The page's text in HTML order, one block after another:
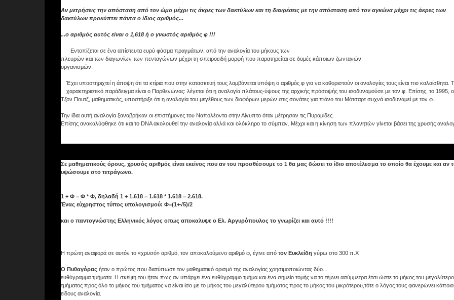
Αν μετρήσεις την απόσταση από τον ώμο μέχρι τις άκρες των δακτύλων και τη διαιρέσεις με την απόσταση από τον αγκώνα μέχρι τις άκρες των
δακτύλων προκύπτει πάντα ο ίδιος αριθμός...
...ο αριθμός αυτός είναι ο 1,618 ή ο γνωστός αριθμός φ !!!
Εντοπίζεται σε ένα απίστευτα ευρύ φάσμα πραγμάτων, από την αναλογία του μήκους των
πλευρών και των διαγωνίων των πενταγώνων μέχρι τη σπειροειδή μορφή που παρατηρείται σε δομές κάποιων ζωντανών
οργανισμών.
Έχει υποστηριχτεί η άποψη ότι τα κτίρια που στην κατασκευή τους λαμβάνεται υπόψη ο αριθμός φ για να καθοριστούν οι αναλογίες τους είναι πιο καλαίσθητα.
χαρακτηριστικό παράδειγμα είναι ο Παρθενώνας: λέγεται ότι η αναλογία πλάτους-ύψους της αρχικής πρόσοψής του ισοδυναμούσε με τον φ. Επίσης, το 1995,
Τζον Πουτζ, μαθηματικός, υποστήριξε ότι η αναλογία του μεγέθους των διαφόρων μερών στις σονάτες για πιάνο του Μότσαρτ συχνά ισοδυναμεί με τον φ.
Την ίδια αυτή αναλογία ξαναβρήκαν οι επιστήμονες του Ναπολέοντα στην Αίγυπτο όταν μέτρησαν τις Πυραμίδες.
Επίσης ανακαλύφθηκε ότι και το DNA ακολουθεί την αναλογία αλλά και ολόκληρο το σύμπαν. Μέχρι και η κίνηση των πλανητών γίνεται βάσει της χρυσής
Σε μαθηματικούς όρους, χρυσός αριθμός είναι εκείνος που αν του προσθέσουμε το 1 θα μας δώσει το ίδιο αποτέλεσμα το οποίο θα έχουμε και αν
υψώσουμε στο τετράγωνο.
1 + Φ = Φ * Φ, δηλαδή 1 + 1.618 = 1.618 * 1.618 = 2.618.
Ένας εύχρηστος τύπος υπολογισμού: Φ=(1+√5)/2
και ο παντογνώστης Ελληνικός λόγος οπως αποκαλυψε ο Ελ. Αργυρόπουλος το γνωρίζει και αυτό !!!!
Η πρώτη αναφορά σε αυτόν το «χρυσό» αριθμό, τον αποκαλούμενο αριθμό φ, έγινε από τον Ευκλείδη γύρω στο 300 π.Χ
Ο Πυθαγόρας ήταν ο πρώτος που διατύπωσε τον μαθηματικό ορισμό της αναλογίας χρησιμοποιώντας δύο...
ευθύγραμμα τμήματα. Η σκέψη του ήταν πως αν υπάρχει ένα ευθύγραμμο τμήμα και ένα σημείο τομής να το τέμνει ασύμμετρα έτσι ώστε το μήκος του
τμήματος προς όλο το μήκος του τμήματος να είναι ίσο με το μήκος του μεγαλύτερου τμήματος προς το μήκος του μικρότερου,τότε ο λόγος τους φανερώνει
είδους αναλογία.